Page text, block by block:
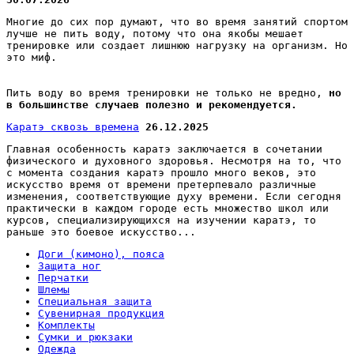
Многие до сих пор думают, что во время занятий спортом
лучше не пить воду, потому что она якобы мешает
тренировке или создает лишнюю нагрузку на организм. Но
это миф.
Пить воду во время тренировки не только не вредно, но
в большинстве случаев полезно и рекомендуется.
Каратэ сквозь времена
26.12.2025
Главная особенность каратэ заключается в сочетании
физического и духовного здоровья. Несмотря на то, что
с момента создания каратэ прошло много веков, это
искусство время от времени претерпевало различные
изменения, соответствующие духу времени. Если сегодня
практически в каждом городе есть множество школ или
курсов, специализирующихся на изучении каратэ, то
раньше это боевое искусство...
Доги (кимоно), пояса
Защита ног
Перчатки
Шлемы
Специальная защита
Сувенирная продукция
Комплекты
Сумки и рюкзаки
Одежда